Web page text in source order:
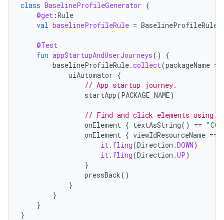
class BaselineProfileGenerator {
@get :Rule
val baselineProfileRule = BaselineProfileRule
@Test
fun appStartupAndUserJourneys()
{
baselineProfileRule.collect(packageName =
uiAutomator {
// App startup journey.
startApp(PACKAGE_NAME)
// Find and click elements using
onElement { textAsString() ==
onElement { viewIdResourceName ==
it. fling(Direction .DOWN)
it. fling(Direction .UP)
}
pressBack()
}
}
}
}